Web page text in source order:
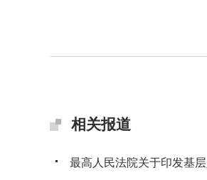
相关报道
最高人民法院关于印发基